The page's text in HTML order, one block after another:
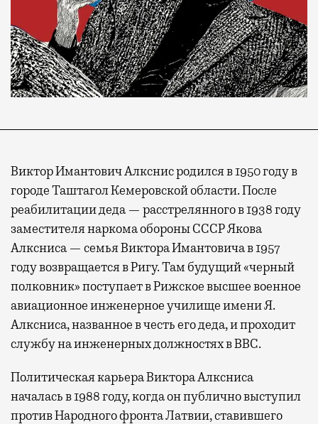
Виктор Имантович Алкснис родился в 1950 году в
городе Таштагол Кемеровской области. После
реабилитации деда — расстрелянного в 1938 году
заместителя наркома обороны СССР Якова
Алксниса — семья Виктора Имантовича в 1957
году возвращается в Ригу. Там будущий «черный
полковник» поступает в Рижское высшее военное
авиационное инженерное училище имени Я.
Алксниса, названное в честь его деда, и проходит
службу на инженерных должностях в ВВС.
Политическая карьера Виктора Алксниса
началась в 1988 году, когда он публично выступил
против Народного фронта Латвии, ставившего